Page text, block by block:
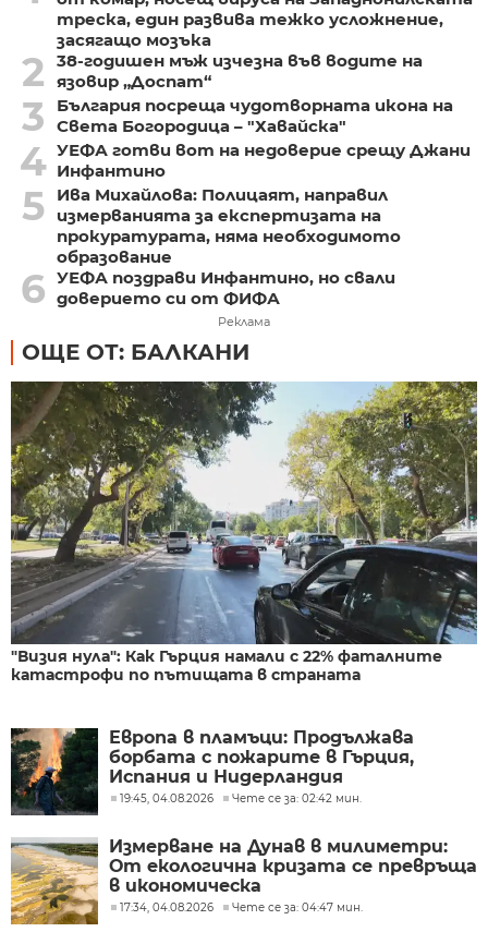
треска, един развива тежко усложнение,
засягащо мозъка
2
38-годишен мъж изчезна във водите на
язовир „Доспат“
3
България посреща чудотворната икона на
Света Богородица – "Хавайска"
4 УЕФА готви вот на недоверие срещу Джани
Инфантино
5
Ива Михайлова: Полицаят, направил
измерванията за експертизата на
прокуратурата, няма необходимото
образование
6 УЕФА поздрави Инфантино, но свали
доверието си от ФИФА
Реклама
ОЩЕ ОТ: БАЛКАНИ
"Визия нула": Как Гърция намали с 22% фаталните
катастрофи по пътищата в страната
Европа в пламъци: Продължава
борбата с пожарите в Гърция,
Испания и Нидерландия
19:45, 04.08.2026 Чете се за: 02:42 мин.
Измерване на Дунав в милиметри:
От екологична кризата се превръща
в икономическа
17:34, 04.08.2026 Чете се за: 04:47 мин.